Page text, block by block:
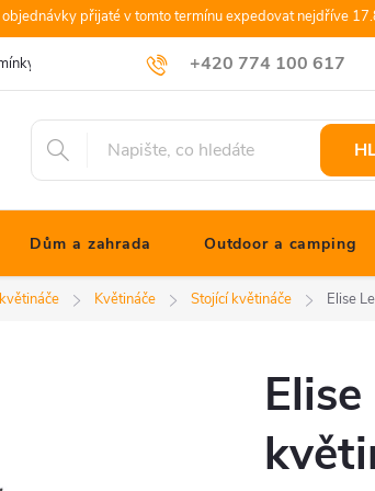
přijaté v tomto termínu expedovat nejdříve
+420 774 100 617
info@jonathanshop.cz
Podmínky ochrany osobních údajů Blog
Dům a zahrada Outdoor a camping
Květináče Stojící květináče Elise